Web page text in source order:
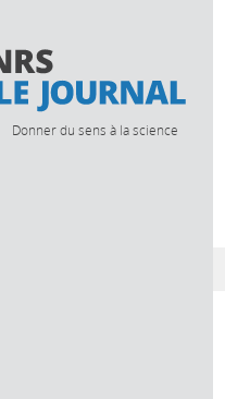
Donner du sens à la science